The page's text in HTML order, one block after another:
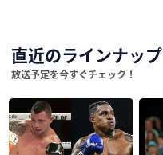
直近のラインナップ
放送予定を今すぐチェック！